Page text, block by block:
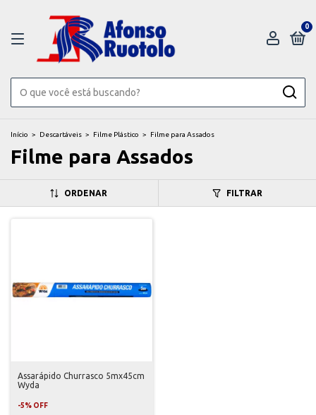
0
Início > Descartáveis > Filme Plástico > Filme para Assados
Filme para Assados
ORDENAR FILTRAR
Assarápido Churrasco 5mx45cm
Wyda
-5% OFF